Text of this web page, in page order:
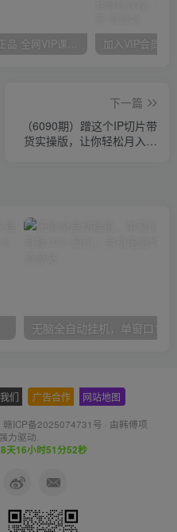
官方正品 全网VIP课程 无损下载~
下一篇
（6090期）蹭这个IP切片带
货实操版，让你轻松月入过
们 广告合作 网站地图
赣ICP备2025074731号 · 由韩傅项
强力驱动.
天16小时51分53秒